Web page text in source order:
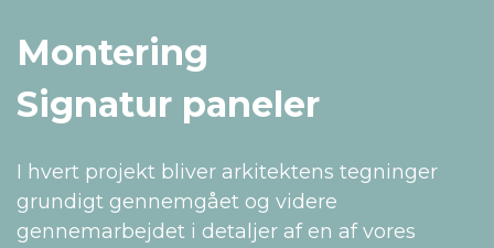
Montering
Signatur paneler
I hvert projekt bliver arkitektens tegninger
grundigt gennemgået og videre
gennemarbejdet i detaljer af en af vores